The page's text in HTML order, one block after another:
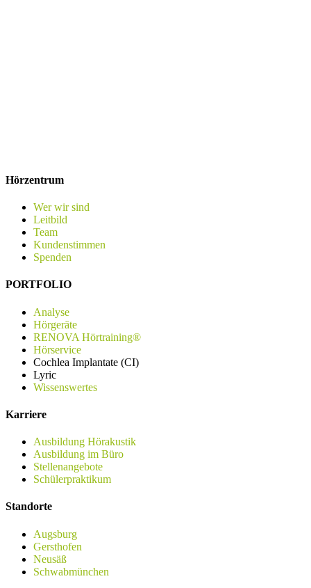
Hörzentrum
Wer wir sind
Leitbild
Team
Kundenstimmen
Spenden
PORTFOLIO
Analyse
Hörgeräte
RENOVA Hörtraining®
Hörservice
Cochlea Implantate (CI)
Lyric
Wissenswertes
Karriere
Ausbildung Hörakustik
Ausbildung im Büro
Stellenangebote
Schülerpraktikum
Standorte
Augsburg
Gersthofen
Neusäß
Schwabmünchen